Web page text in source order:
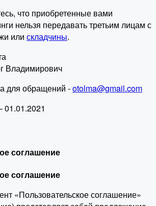
что приобретенные вами
нельзя передавать третьим лицам с
или складчины.
Владимирович
для обращений -otolma@gmail.com
01.01.2021
соглашение
соглашение
«Пользовательское соглашение»